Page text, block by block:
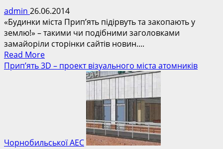
admin 26.06.2014
«Будинки міста Прип’ять підірвуть та закопають у
землю!» – такими чи подібними заголовками
замайоріли сторінки сайтів новин....
Read MoreRead
more
захоронять
Прип’ять 3D – проект візуального міста атомників
Чорнобильської АЕС